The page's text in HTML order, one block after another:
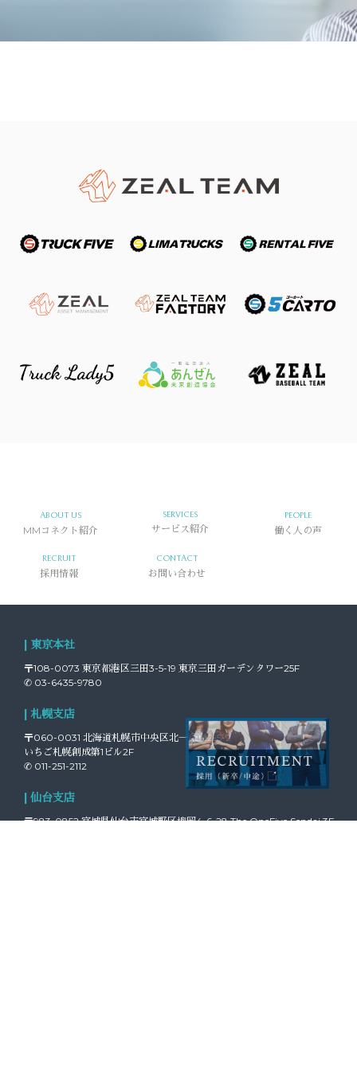
ABOUT US
MMコネクト紹介
SERVICES
サービス紹介
PEOPLE
働く人の声
RECRUIT
採用情報
CONTACT
お問い合わせ
| 東京本社
〒108-0073 東京都港区三田3-5-19 東京三田ガーデンタワー25F
✆ 03-6435-9780
| 札幌支店
〒060-0031 北海道札幌市中央区北一条東2-5-2
いちご札幌創成第1ビル2F
✆ 011-251-2112
| 仙台支店
〒983-0852 宮城県仙台市宮城野区榴岡4-6-28 The OneFive Sendai 3F